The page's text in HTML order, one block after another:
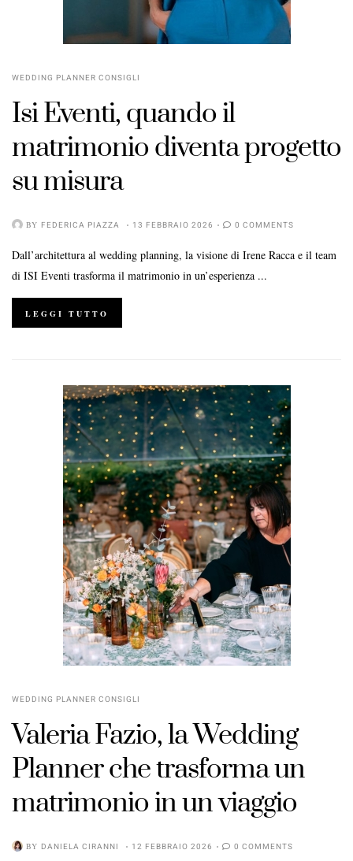
WEDDING PLANNER CONSIGLI
Isi Eventi, quando il
matrimonio diventa progetto
su misura
BY FEDERICA PIAZZA 13 FEBBRAIO 2026 0 COMMENTS
Dall’architettura al wedding planning, la visione di Irene Racca e il team
di ISI Eventi trasforma il matrimonio in un’esperienza ...
LEGGI TUTTO
WEDDING PLANNER CONSIGLI
Valeria Fazio, la Wedding
Planner che trasforma un
matrimonio in un viaggio
BY DANIELA CIRANNI 12 FEBBRAIO 2026 0 COMMENTS